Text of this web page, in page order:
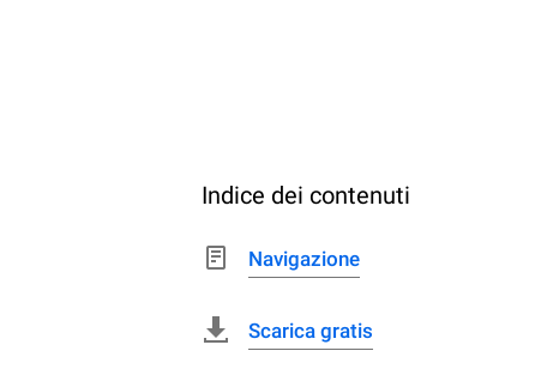
Indice dei contenuti
Navigazione
Scarica gratis